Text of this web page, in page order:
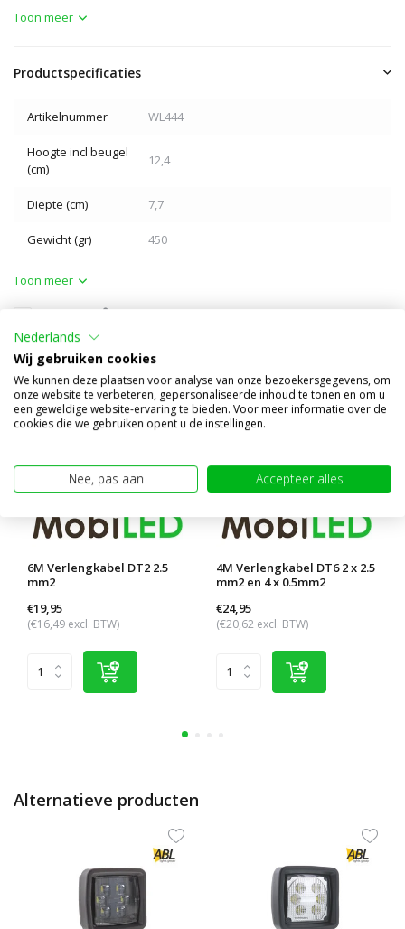
Toon meer
Productspecificaties
Artikelnummer WL444
Hoogte incl beugel
(cm)
12,4
Diepte (cm) 7,7
Gewicht (gr) 450
Toon meer
Anderen kochten ook
6M Verlengkabel DT2 2.5
mm2
€19,95
(€16,49 excl. BTW)
4M Verlengkabel DT6 2 x 2.5
mm2 en 4 x 0.5mm2
€24,95
(€20,62 excl. BTW)
Alternatieve producten
Nederlands
Wij gebruiken cookies
We kunnen deze plaatsen voor analyse van onze bezoekersgegevens, om
onze website te verbeteren, gepersonaliseerde inhoud te tonen en om u
een geweldige website-ervaring te bieden. Voor meer informatie over de
cookies die we gebruiken opent u de instellingen.
Nee, pas aan Accepteer alles